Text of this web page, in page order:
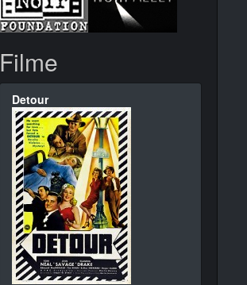
Filme
Detour